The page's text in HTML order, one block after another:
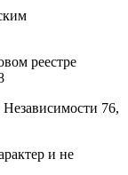
реестре
76,
и не